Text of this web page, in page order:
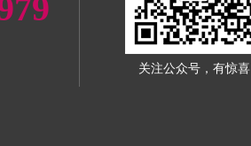
关注公众号，有惊喜